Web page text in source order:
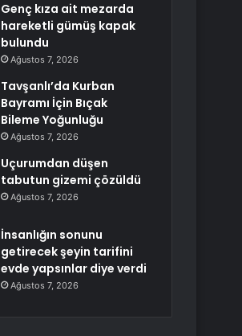
Genç kıza ait mezarda
hareketli gümüş kapak
bulundu
Ağustos 7, 2026
Tavşanlı’da Kurban
Bayramı İçin Bıçak
Bileme Yoğunluğu
Ağustos 7, 2026
Uçurumdan düşen
tabutun gizemi çözüldü
Ağustos 7, 2026
İnsanlığın sonunu
getirecek şeyin tarifini
evde yapsınlar diye verdi
Ağustos 7, 2026